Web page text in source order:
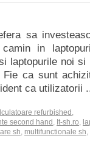
sa
in
laptopurile noi si
ca sunt
ca utilizatorii
refurbished ,
second hand , It-sh.ro,
sh, multifunctionale sh,